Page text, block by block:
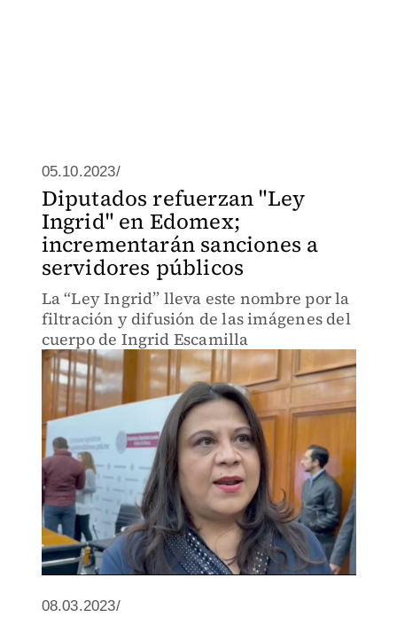
05.10.2023/
Diputados refuerzan "Ley
Ingrid" en Edomex;
incrementarán sanciones a
servidores públicos
La “Ley Ingrid” lleva este nombre por la
filtración y difusión de las imágenes del
cuerpo de Ingrid Escamilla
08.03.2023/